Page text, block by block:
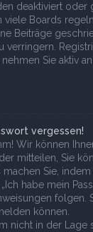
deaktiviert oder
Boards
Beiträge
verringern.
Sie aktiv
vergessen!
Wir können
mitteilen, Sie
Sie, indem
habe mein
folgen.
können.
nicht in der Lage